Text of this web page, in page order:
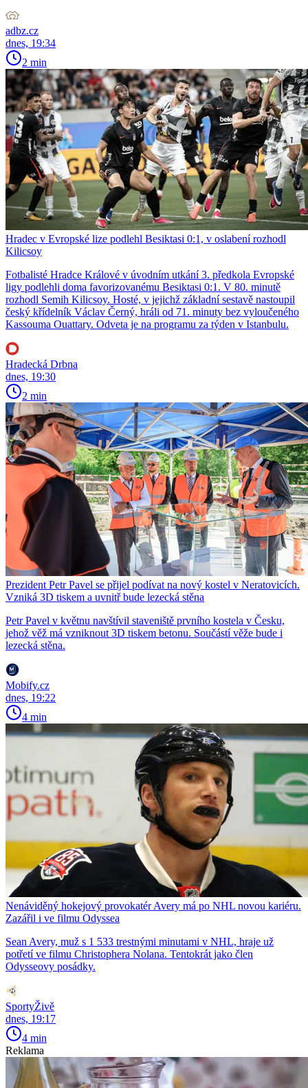
adbz.cz
dnes, 19:34
2 min
Hradec v Evropské lize podlehl Besiktasi 0:1, v oslabení rozhodl
Kilicsoy
Fotbalisté Hradce Králové v úvodním utkání 3. předkola Evropské
ligy podlehli doma favorizovanému Besiktasi 0:1. V 80. minutě
rozhodl Semih Kilicsoy. Hosté, v jejichž základní sestavě nastoupil
český křídelník Václav Černý, hráli od 71. minuty bez vyloučeného
Kassouma Ouattary. Odveta je na programu za týden v Istanbulu.
Hradecká Drbna
dnes, 19:30
2 min
Prezident Petr Pavel se přijel podívat na nový kostel v Neratovicích.
Vzniká 3D tiskem a uvnitř bude lezecká stěna
Petr Pavel v květnu navštívil staveniště prvního kostela v Česku,
jehož věž má vzniknout 3D tiskem betonu. Součástí věže bude i
lezecká stěna.
Mobify.cz
dnes, 19:22
4 min
Nenáviděný hokejový provokatér Avery má po NHL novou kariéru.
Zazářil i ve filmu Odyssea
Sean Avery, muž s 1 533 trestnými minutami v NHL, hraje už
potřetí ve filmu Christophera Nolana. Tentokrát jako člen
Odysseovy posádky.
SportyŽivě
dnes, 19:17
4 min
Reklama